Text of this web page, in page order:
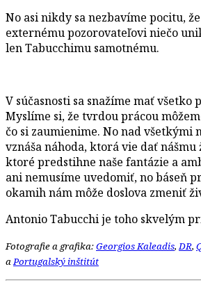
No asi nikdy sa nezbavíme pocitu,
externému pozorovateľovi niečo
len Tabucchimu samotnému.
V súčasnosti sa snažíme mať všetko
Myslíme si, že tvrdou prácou
čo si zaumienime. No nad všetkými
vznáša náhoda, ktorá vie dať
ktoré predstihne naše fantázie a
ani nemusíme uvedomiť, no báseň
okamih nám môže doslova zmeniť
Antonio Tabucchi je toho skvelým
Fotografie a grafika:Georgios Kaleadis,DR,
aPortugalský inštitút